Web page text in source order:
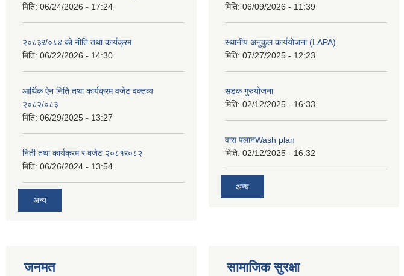
मिति: 06/24/2026 - 17:24
२०८३र/०८४ को नीति तथा कार्यक्रम
मिति: 06/22/2026 - 14:30
आर्थिक ऐन निति तथा कार्यक्रम वजेट वक्तव्य
२०८२/०८३
मिति: 06/29/2025 - 13:27
निती तथा कार्यक्रम र बजेट २०८१र०८२
मिति: 06/26/2024 - 13:54
अन्य
मिति: 06/09/2026 - 11:39
स्थानीय अनुकुल कार्ययोजना (LAPA)
मिति: 07/27/2025 - 12:23
सडक गुरुयोजना
मिति: 02/12/2025 - 16:33
वास पलानWash plan
मिति: 02/12/2025 - 16:32
अन्य
जनमत सामाजिक सुरक्षा